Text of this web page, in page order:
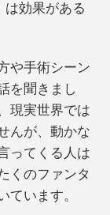
効果がある
や手術シーン
を聞きまし
現実世界では
んが、動かな
ってくる人は
くのファンタ
ています。